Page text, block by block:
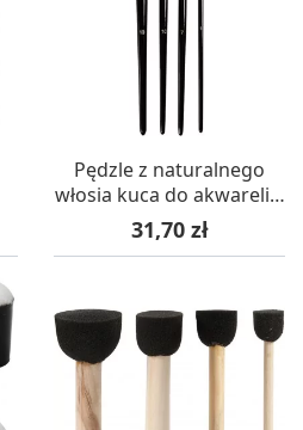
Pędzle z naturalnego
włosia kuca do akwareli 4
szt okrągłe i płaskie
Cena
31,70 zł